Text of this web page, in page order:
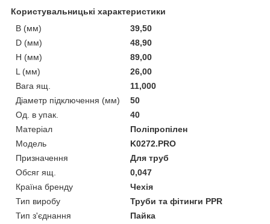
Користувальницькі характеристики
B (мм)
39,50
D (мм)
48,90
H (мм)
89,00
L (мм)
26,00
Вага ящ.
11,000
Діаметр підключення (мм)
50
Од. в упак.
40
Матеріал
Поліпропілен
Мoдель
K0272.PRO
Призначення
Для труб
Обсяг ящ.
0,047
Країна бренду
Чехія
Тип виробу
Труби та фітинги PPR
Тип з'єднання
Пайка